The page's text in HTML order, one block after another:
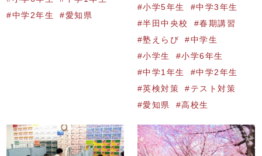
中学2年生
愛知県
小学5年生
中学3年生
半田中央校
春期講習
塾えらび
中学生
小学生
小学6年生
中学1年生
中学2年生
英検対策
テスト対策
愛知県
高校生